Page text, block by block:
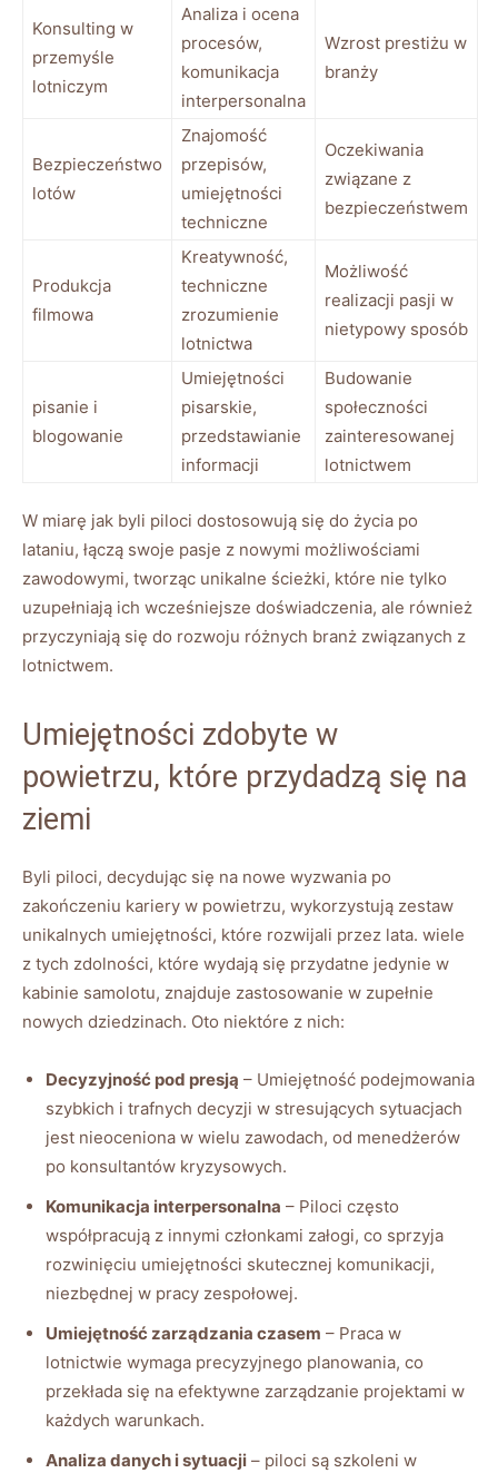
Konsulting w
przemyśle
lotniczym
Analiza i ocena⁢
procesów,
‌komunikacja
interpersonalna
Wzrost prestiżu w
branży
Bezpieczeństwo
lotów
Znajomość
przepisów,
umiejętności
techniczne
Oczekiwania
związane ‌z​
bezpieczeństwem
Produkcja
filmowa
Kreatywność,
techniczne
zrozumienie
lotnictwa
Możliwość
realizacji pasji w
nietypowy sposób
pisanie i
blogowanie
Umiejętności
pisarskie,
przedstawianie
informacji
Budowanie
społeczności
zainteresowanej
lotnictwem
W ⁣miarę jak byli piloci dostosowują się do życia po
lataniu, łączą swoje pasje z‌ nowymi możliwościami
zawodowymi, tworząc unikalne ścieżki, które nie ⁣tylko
uzupełniają ich wcześniejsze doświadczenia, ale również
przyczyniają się do rozwoju różnych ​branż związanych z‍
lotnictwem.
Umiejętności zdobyte w
powietrzu, które ‍przydadzą się na
ziemi
Byli piloci, decydując się na nowe wyzwania po
zakończeniu kariery ​w ‌powietrzu, wykorzystują zestaw
unikalnych umiejętności, które rozwijali przez lata. wiele
z tych zdolności, które wydają się przydatne jedynie w
kabinie samolotu, znajduje zastosowanie w zupełnie
nowych⁢ dziedzinach. Oto niektóre z nich:
Decyzyjność pod⁣ presją – Umiejętność podejmowania
szybkich i trafnych decyzji​ w stresujących sytuacjach
⁤jest nieoceniona w‌ wielu zawodach, od menedżerów
po konsultantów kryzysowych.
Komunikacja interpersonalna – Piloci często
współpracują z innymi członkami załogi, co sprzyja
rozwinięciu ‌umiejętności skutecznej komunikacji,⁤
niezbędnej w ​pracy zespołowej.
Umiejętność zarządzania czasem ⁣– Praca⁣ w
lotnictwie wymaga precyzyjnego planowania, co‌
przekłada się na efektywne zarządzanie projektami w
każdych warunkach.
Analiza danych ​i sytuacji – piloci są szkoleni w